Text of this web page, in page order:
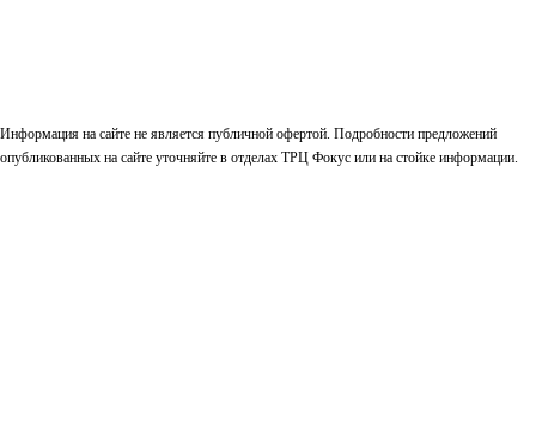
Информация на сайте не является публичной офертой. Подробности предложений
опубликованных на сайте уточняйте в отделах ТРЦ Фокус или на стойке информации.